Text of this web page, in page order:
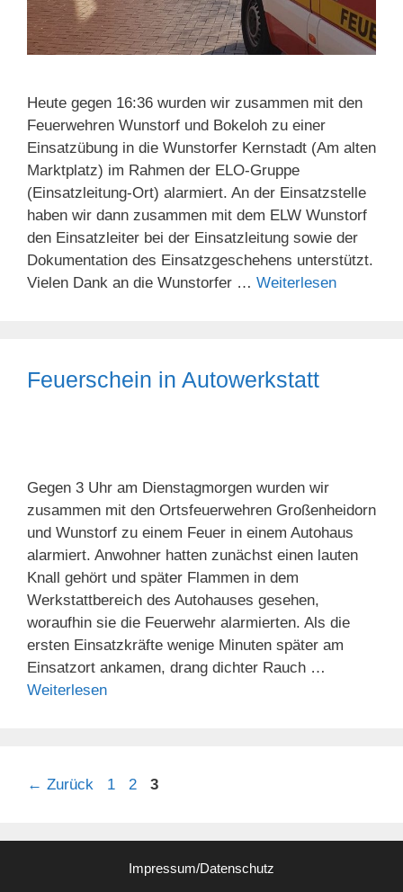
Heute gegen 16:36 wurden wir zusammen mit den
Feuerwehren Wunstorf und Bokeloh zu einer
Einsatzübung in die Wunstorfer Kernstadt (Am alten
Marktplatz) im Rahmen der ELO-Gruppe
(Einsatzleitung-Ort) alarmiert. An der Einsatzstelle
haben wir dann zusammen mit dem ELW Wunstorf
den Einsatzleiter bei der Einsatzleitung sowie der
Dokumentation des Einsatzgeschehens unterstützt.
Vielen Dank an die Wunstorfer … Weiterlesen
Feuerschein in Autowerkstatt
Gegen 3 Uhr am Dienstagmorgen wurden wir
zusammen mit den Ortsfeuerwehren Großenheidorn
und Wunstorf zu einem Feuer in einem Autohaus
alarmiert. Anwohner hatten zunächst einen lauten
Knall gehört und später Flammen in dem
Werkstattbereich des Autohauses gesehen,
woraufhin sie die Feuerwehr alarmierten. Als die
ersten Einsatzkräfte wenige Minuten später am
Einsatzort ankamen, drang dichter Rauch …
Weiterlesen
← Zurück Seite
1 Seite
2 Seite
3
Impressum/Datenschutz